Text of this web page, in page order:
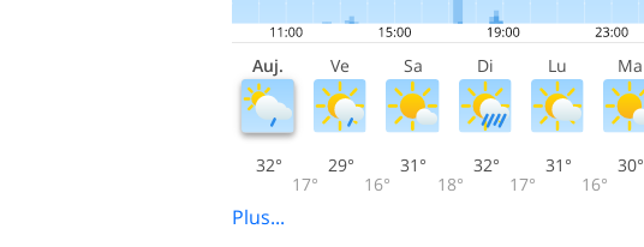
Auj. Ve Sa Di Lu Ma
32°
17°
29°
16°
31°
18°
32°
17°
31°
16°
30°
Plus...